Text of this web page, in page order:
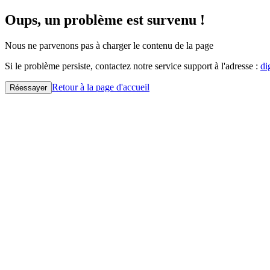
Oups, un problème est survenu !
Nous ne parvenons pas à charger le contenu de la page
Si le problème persiste, contactez notre service support à l'adresse :
Réessayer Retour à la page d'accueil